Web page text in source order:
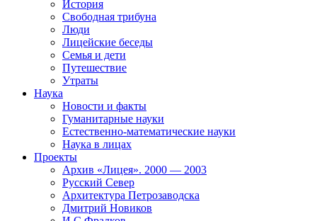
История
Свободная трибуна
Люди
Лицейские беседы
Семья и дети
Путешествие
Утраты
Наука
Новости и факты
Гуманитарные науки
Естественно-математические науки
Наука в лицах
Проекты
Архив «Лицея». 2000 — 2003
Русский Север
Архитектура Петрозаводска
Дмитрий Новиков